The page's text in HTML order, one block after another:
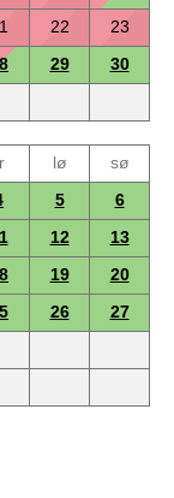
22
23
29
30
lø
sø
5
6
12
13
19
20
26
27